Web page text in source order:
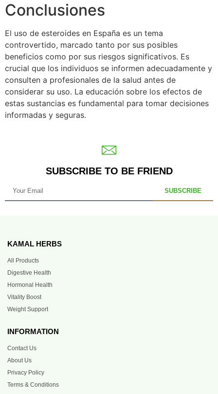
Conclusiones
El uso de esteroides en España es un tema
controvertido, marcado tanto por sus posibles
beneficios como por sus riesgos significativos. Es
crucial que los individuos se informen adecuadamente y
consulten a profesionales de la salud antes de
considerar su uso. La educación sobre los efectos de
estas sustancias es fundamental para tomar decisiones
informadas y seguras.
SUBSCRIBE TO BE FRIEND
SUBSCRIBE
KAMAL HERBS
All Products
Digestive Health
Hormonal Health
Vitality Boost
Weight Support
INFORMATION
Contact Us
About Us
Privacy Policy
Terms & Conditions